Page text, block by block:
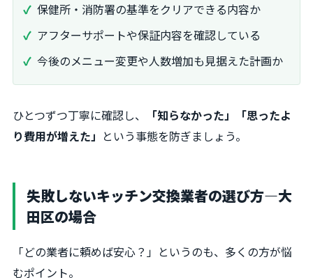
保健所・消防署の基準をクリアできる内容か
アフターサポートや保証内容を確認している
今後のメニュー変更や人数増加も見据えた計画か
ひとつずつ丁寧に確認し、
「知らなかった」「思ったよ
り費用が増えた」 という事態を防ぎましょう。
失敗しないキッチン交換業者の選び方―大
田区の場合
「どの業者に頼めば安心？」というのも、多くの方が悩
むポイント。